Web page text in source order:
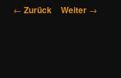
Beitrags-
← Zurück Weiter →